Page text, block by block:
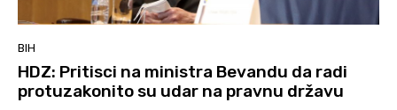
BIH
HDZ: Pritisci na ministra Bevandu da radi
protuzakonito su udar na pravnu državu